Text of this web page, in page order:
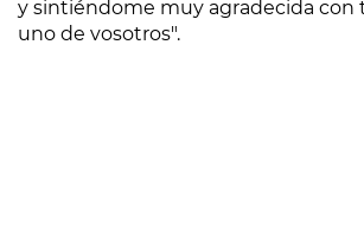
y sintiéndome muy agradecida con
uno de vosotros".